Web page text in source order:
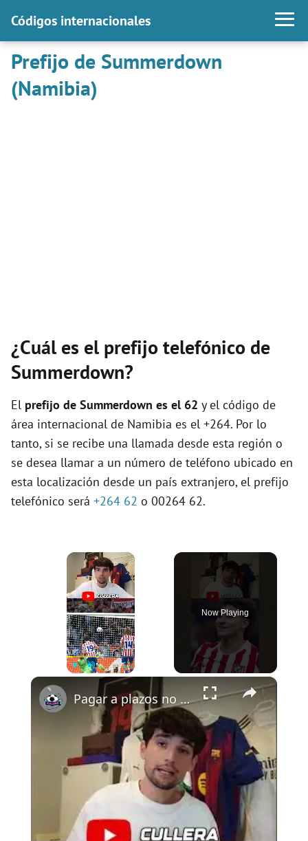
Códigos internacionales
Prefijo de Summerdown
(Namibia)
¿Cuál es el prefijo telefónico de
Summerdown?
El prefijo de Summerdown es el 62 y el código de
área internacional de Namibia es el +264. Por lo
tanto, si se recibe una llamada desde esta región o
se desea llamar a un número de teléfono ubicado en
esta localización desde un país extranjero, el prefijo
telefónico será +264 62 o 00264 62.
×
Unmute Fullscreen
Now Playing
×
Pagar a plazos no es nada malo